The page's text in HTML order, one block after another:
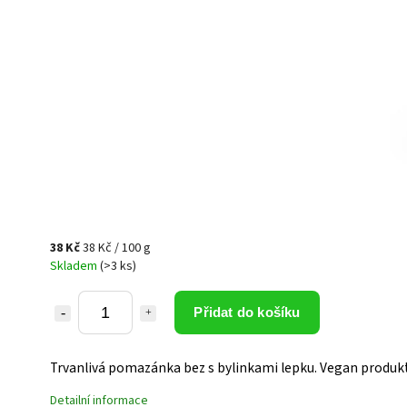
38 Kč38 Kč / 100 g
Skladem (>3 ks)
Přidat do košíku
Trvanlivá pomazánka bez s bylinkami lepku. Vegan
Detailní informace